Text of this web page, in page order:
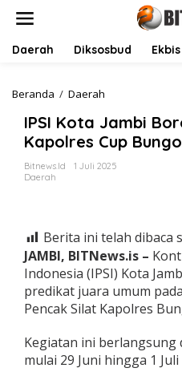
Daerah Diksosbud Ekbis
Beranda / Daerah
S
I
K
o
m
b
i
B
o
r
n
g
2
IPSI Kota Jambi
Kapolres Cup
Bitnews.id
1 Juli 2025
Daerah
Berita ini telah dibaca
JAMBI, BITNews.is –
Indonesia (IPSI) Kota
predikat juara umum
Pencak Silat Kapolres
Kegiatan ini berlangsung
mulai 29 Juni hingga 1 Juli